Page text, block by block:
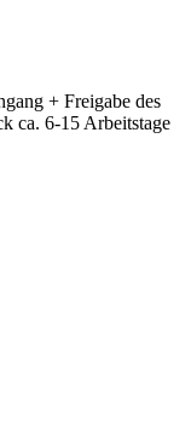
+ Freigabe des
ca. 6-15 Arbeitstage